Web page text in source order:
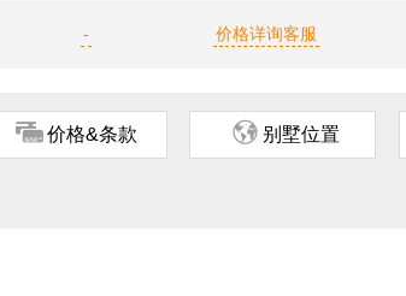
- 价格详询客服
ጅ 价格&条款 ጂ 别墅位置